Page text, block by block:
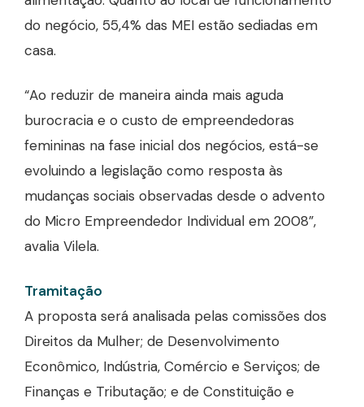
do negócio, 55,4% das MEI estão sediadas em
casa.
“Ao reduzir de maneira ainda mais aguda
burocracia e o custo de empreendedoras
femininas na fase inicial dos negócios, está-se
evoluindo a legislação como resposta às
mudanças sociais observadas desde o advento
do Micro Empreendedor Individual em 2008”,
avalia Vilela.
Tramitação
A proposta será analisada pelas comissões dos
Direitos da Mulher; de Desenvolvimento
Econômico, Indústria, Comércio e Serviços; de
Finanças e Tributação; e de Constituição e